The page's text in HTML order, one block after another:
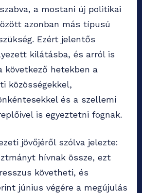
a mostani új politikai
azonban más típusú
Ezért jelentős
kilátásba, és arról is
következő hetekben a
közösségekkel,
és a szellemi
is egyeztetni fognak.
jövőjéről szólva jelezte:
hívnak össze, ezt
követheti, és
június végére a megújulás